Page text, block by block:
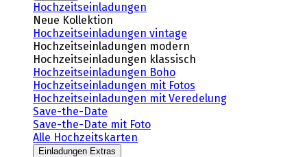
Hochzeitseinladungen
Neue Kollektion
Hochzeitseinladungen vintage
Hochzeitseinladungen modern
Hochzeitseinladungen klassisch
Hochzeitseinladungen Boho
Hochzeitseinladungen mit Fotos
Hochzeitseinladungen mit Veredelung
Save-the-Date
Save-the-Date mit Foto
Alle Hochzeitskarten
Einladungen Extras